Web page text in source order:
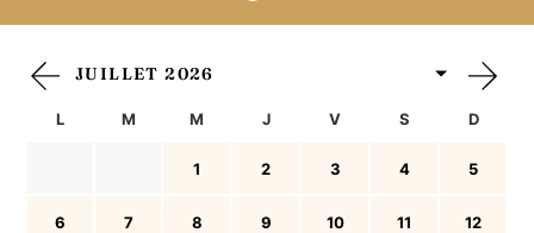
Formulaire de réservation de saut
L M M J V S D
1 2 3 4 5
6 7 8 9 10 11 12